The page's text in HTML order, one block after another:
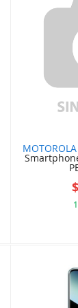
MOTOROLA